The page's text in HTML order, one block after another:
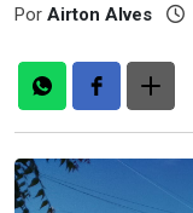
Por Airton Alves